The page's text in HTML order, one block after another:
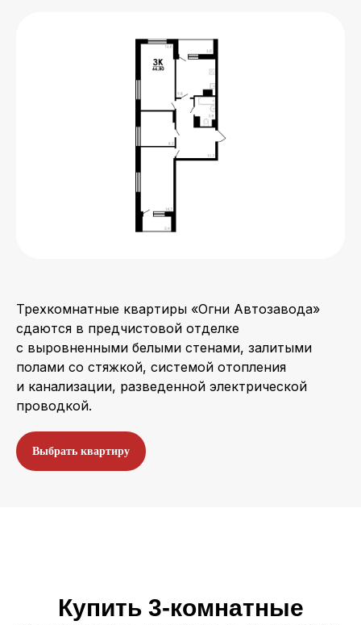
Трехкомнатные квартиры «Огни Автозавода»
сдаются в предчистовой отделке
с выровненными белыми стенами, залитыми
полами со стяжкой, системой отопления
и канализации, разведенной электрической
проводкой.
Выбрать квартиру
Купить 3-комнатные